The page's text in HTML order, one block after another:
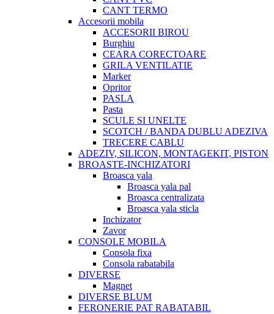
CANT TERMO
Accesorii mobila
ACCESORII BIROU
Burghiu
CEARA CORECTOARE
GRILA VENTILATIE
Marker
Opritor
PASLA
Pasta
SCULE SI UNELTE
SCOTCH / BANDA DUBLU ADEZIVA
TRECERE CABLU
ADEZIV, SILICON, MONTAGEKIT, PISTON
BROASTE-INCHIZATORI
Broasca yala
Broasca yala pal
Broasca centralizata
Broasca yala sticla
Inchizator
Zavor
CONSOLE MOBILA
Consola fixa
Consola rabatabila
DIVERSE
Magnet
DIVERSE BLUM
FERONERIE PAT RABATABIL